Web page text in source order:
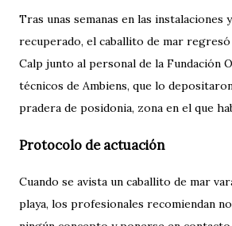
Tras unas semanas en las instalaciones
recuperado, el caballito de mar regresó
Calp junto al personal de la Fundación
técnicos de Ambiens, que lo
pradera de posidonia, zona en el que
Protocolo de actuación
Cuando se avista un caballito de mar
playa, los profesionales recomiendan